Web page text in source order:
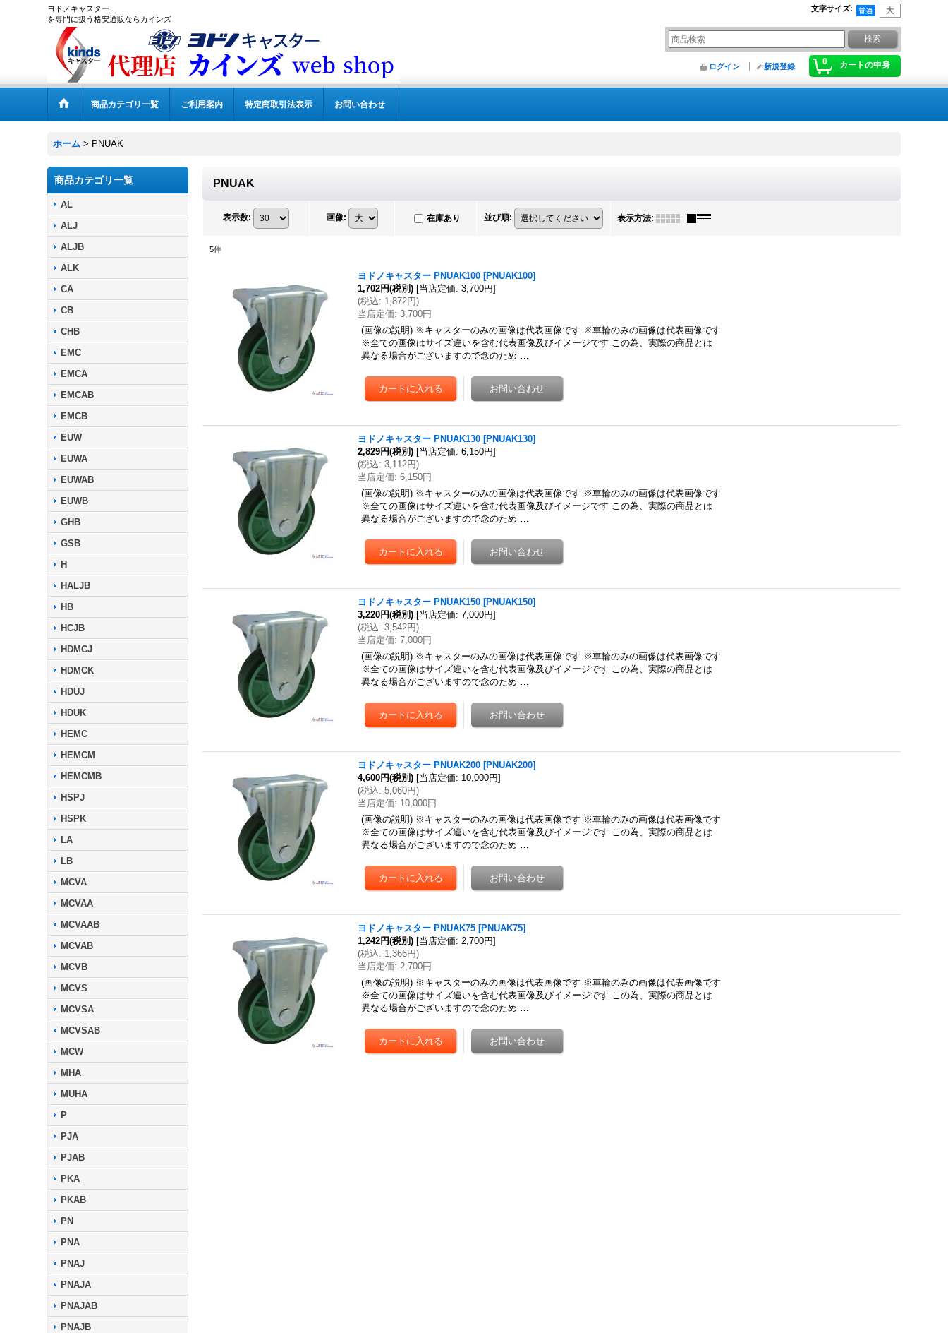
ヨドノキャスター
を専門に扱う格安通販ならカインズ
文字サイズ:
0 カートの中身
ログイン 新規登録
商品カテゴリ一覧 ご利用案内 特定商取引法表示 お問い合わせ
ホーム > PNUAK
商品カテゴリ一覧
AL
ALJ
ALJB
ALK
CA
CB
CHB
EMC
EMCA
EMCAB
EMCB
EUW
EUWA
EUWAB
EUWB
GHB
GSB
H
HALJB
HB
HCJB
HDMCJ
HDMCK
HDUJ
HDUK
HEMC
HEMCM
HEMCMB
HSPJ
HSPK
LA
LB
MCVA
MCVAA
MCVAAB
MCVAB
MCVB
MCVS
MCVSA
MCVSAB
MCW
MHA
MUHA
P
PJA
PJAB
PKA
PKAB
PN
PNA
PNAJ
PNAJA
PNAJAB
PNAJB
PNUAK
表示数: 画像: 在庫あり 並び順: 表示方法:
5件
ヨドノキャスター PNUAK100 [PNUAK100]
1,702円(税別) [当店定価: 3,700円]
(税込: 1,872円)
当店定価: 3,700円
(画像の説明) ※キャスターのみの画像は代表画像です ※車輪のみの画像は代表画像です
※全ての画像はサイズ違いを含む代表画像及びイメージです この為、実際の商品とは
異なる場合がございますので念のため …
ヨドノキャスター PNUAK130 [PNUAK130]
2,829円(税別) [当店定価: 6,150円]
(税込: 3,112円)
当店定価: 6,150円
(画像の説明) ※キャスターのみの画像は代表画像です ※車輪のみの画像は代表画像です
※全ての画像はサイズ違いを含む代表画像及びイメージです この為、実際の商品とは
異なる場合がございますので念のため …
ヨドノキャスター PNUAK150 [PNUAK150]
3,220円(税別) [当店定価: 7,000円]
(税込: 3,542円)
当店定価: 7,000円
(画像の説明) ※キャスターのみの画像は代表画像です ※車輪のみの画像は代表画像です
※全ての画像はサイズ違いを含む代表画像及びイメージです この為、実際の商品とは
異なる場合がございますので念のため …
ヨドノキャスター PNUAK200 [PNUAK200]
4,600円(税別) [当店定価: 10,000円]
(税込: 5,060円)
当店定価: 10,000円
(画像の説明) ※キャスターのみの画像は代表画像です ※車輪のみの画像は代表画像です
※全ての画像はサイズ違いを含む代表画像及びイメージです この為、実際の商品とは
異なる場合がございますので念のため …
ヨドノキャスター PNUAK75 [PNUAK75]
1,242円(税別) [当店定価: 2,700円]
(税込: 1,366円)
当店定価: 2,700円
(画像の説明) ※キャスターのみの画像は代表画像です ※車輪のみの画像は代表画像です
※全ての画像はサイズ違いを含む代表画像及びイメージです この為、実際の商品とは
異なる場合がございますので念のため …